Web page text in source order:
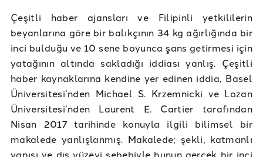
Çeşitli haber ajansları ve Filipinli yetkililerin
beyanlarına göre bir balıkçının 34 kg ağırlığında bir
inci bulduğu ve 10 sene boyunca şans getirmesi için
yatağının altında sakladığı iddiası yanlış. Çeşitli
haber kaynaklarına kendine yer edinen iddia, Basel
Üniversitesi’nden Michael S. Krzemnicki ve Lozan
Üniversitesi’nden Laurent E. Cartier tarafından
Nisan 2017 tarihinde konuyla ilgili bilimsel bir
makalede yanlışlanmış. Makalede; şekli, katmanlı
yapısı ve dış yüzeyi sebebiyle bunun gerçek bir inci